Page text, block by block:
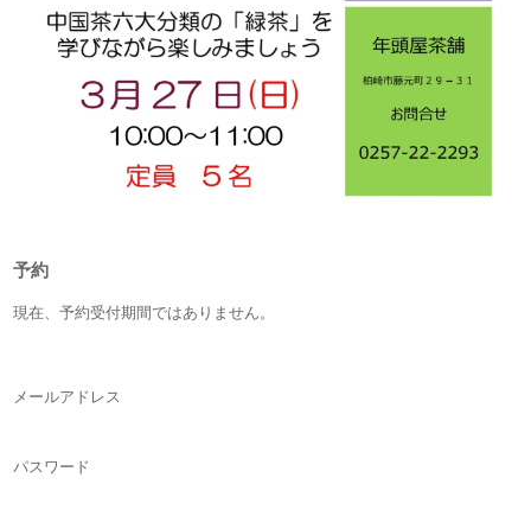
予約
現在、予約受付期間ではありません。
メールアドレス
パスワード